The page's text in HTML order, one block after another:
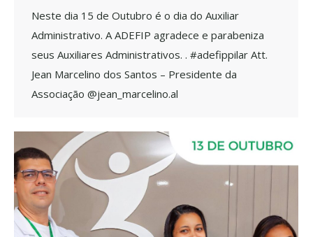
Neste dia 15 de Outubro é o dia do Auxiliar
Administrativo. A ADEFIP agradece e parabeniza
seus Auxiliares Administrativos. . #adefippilar Att.
Jean Marcelino dos Santos – Presidente da
Associação @jean_marcelino.al